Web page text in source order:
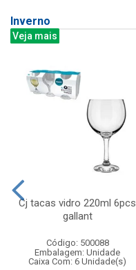
Inverno
Veja mais
Cj tacas vidro 220ml 6pcs
gallant
Código: 500088
Embalagem: Unidade
Caixa Com: 6 Unidade(s)